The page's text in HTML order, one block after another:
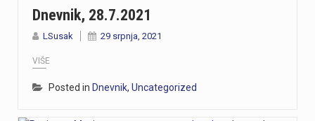
Dnevnik, 28.7.2021
LSusak 29 srpnja, 2021
VIŠE
Posted in Dnevnik, Uncategorized